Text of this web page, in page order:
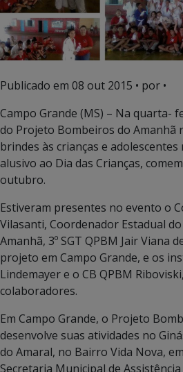
Publicado em 08 out 2015 • por •
Campo Grande (MS) – Na quarta-
do Projeto Bombeiros do Amanhã
brindes às crianças e
alusivo ao Dia das Crianças,
outubro.
Estiveram presentes no evento o
Vilasanti, Coordenador Estadual
Amanhã, 3º SGT QPBM Jair Viana
projeto em Campo Grande, e os
Lindemayer e o CB QPBM
colaboradores.
Em Campo Grande, o Projeto
desenvolve suas atividades no
do Amaral, no Bairro Vida Nova,
Secretaria Municipal de Assistência